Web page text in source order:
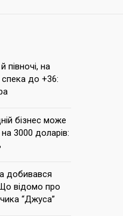
півночі, на
спека до +36:
бізнес може
3000 доларів:
добивався
відомо про
“Джуса”